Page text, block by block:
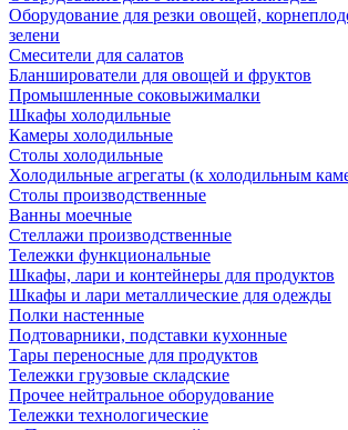
Оборудование для резки овощей,
зелени
Смесители для салатов
Бланширователи для овощей и фруктов
Промышленные соковыжималки
Шкафы холодильные
Камеры холодильные
Столы холодильные
Холодильные агрегаты (к холодильным
Столы производственные
Ванны моечные
Стеллажи производственные
Тележки функциональные
Шкафы, лари и контейнеры для продуктов
Шкафы и лари металлические для одежды
Полки настенные
Подтоварники, подставки кухонные
Тары переносные для продуктов
Тележки грузовые складские
Прочее нейтральное оборудование
Тележки технологические